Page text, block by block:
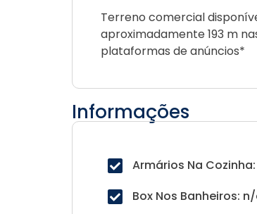
Terreno comercial
aproximadamente 193 m
plataformas de anúncios*
Informações
Armários Na
Box Nos Banheiros: